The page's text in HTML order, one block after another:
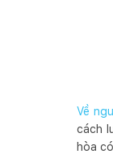
Về
cách
hòa